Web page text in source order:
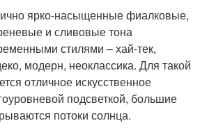
ярко-насыщенные фиалковые,
и сливовые тона
стилями – хай-тек,
модерн, неоклассика. Для такой
отличное искусственное
подсветкой, большие
потоки солнца.